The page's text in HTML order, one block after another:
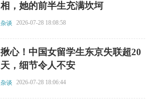
相，她的前半生充满坎坷
杂谈 2026-07-28 18:08:58
​揪心！中国女留学生东京失联超20
天，细节令人不安
杂谈 2026-07-28 18:06:44